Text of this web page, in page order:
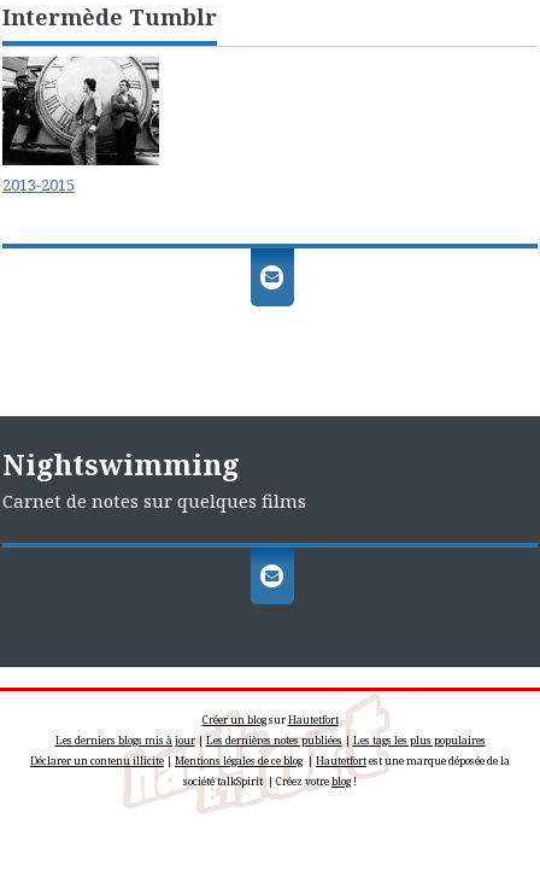
Intermède Tumblr
2013-2015
Nightswimming
Carnet de notes sur quelques films
Créer un blogsurHautetfort
Les derniers blogs mis à jour|Les dernières notes publiées |Les tags les plus populaires
Déclarer un contenu illicite| Mentions légales de ce blog| Hautetfortest une marque déposée de la
société talkSpirit | Créez votreblog!